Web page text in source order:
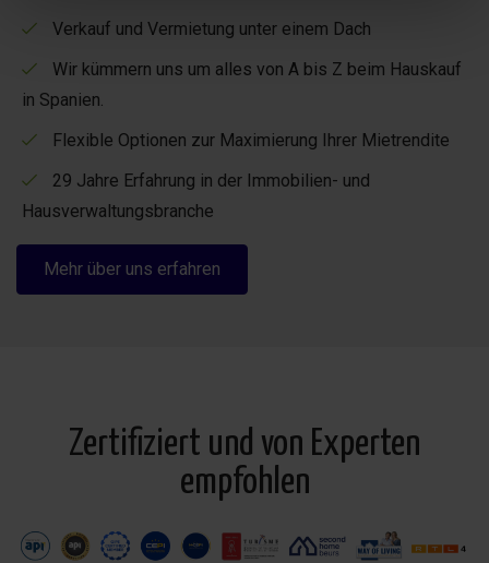
Verkauf und Vermietung unter einem Dach
Wir kümmern uns um alles von A bis Z beim Hauskauf
in Spanien.
Flexible Optionen zur Maximierung Ihrer Mietrendite
29 Jahre Erfahrung in der Immobilien- und
Hausverwaltungsbranche
Mehr über uns erfahren
Zertifiziert und von Experten
empfohlen